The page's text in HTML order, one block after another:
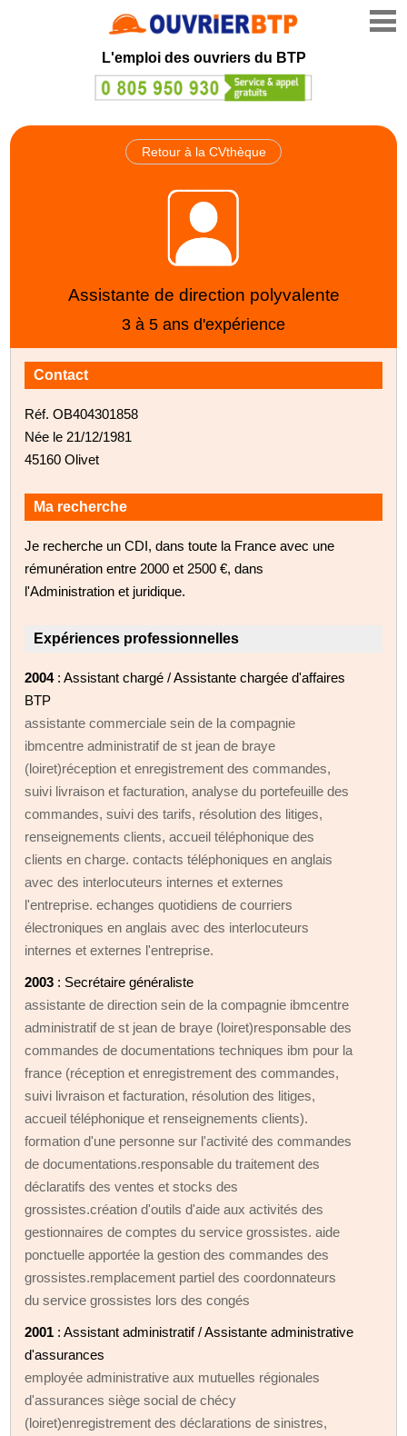
L'emploi des ouvriers du BTP
Retour à la CVthèque
Assistante de direction polyvalente
3 à 5 ans d'expérience
Contact
Réf. OB404301858
Née le 21/12/1981
45160 Olivet
Ma recherche
Je recherche un CDI, dans toute la France avec une
rémunération entre 2000 et 2500 €, dans
l'Administration et juridique.
Expériences professionnelles
2004: Assistant chargé / Assistante chargée d'affaires
BTP
assistante commerciale sein de la compagnie
ibmcentre administratif de st jean de braye
(loiret)réception et enregistrement des commandes,
suivi livraison et facturation, analyse du portefeuille des
commandes, suivi des tarifs, résolution des litiges,
renseignements clients, accueil téléphonique des
clients en charge. contacts téléphoniques en anglais
avec des interlocuteurs internes et externes
l'entreprise. echanges quotidiens de courriers
électroniques en anglais avec des interlocuteurs
internes et externes l'entreprise.
2003 : Secrétaire généraliste
assistante de direction sein de la compagnie ibmcentre
administratif de st jean de braye (loiret)responsable des
commandes de documentations techniques ibm pour la
france (réception et enregistrement des commandes,
suivi livraison et facturation, résolution des litiges,
accueil téléphonique et renseignements clients).
formation d'une personne sur l'activité des commandes
de documentations.responsable du traitement des
déclaratifs des ventes et stocks des
grossistes.création d'outils d'aide aux activités des
gestionnaires de comptes du service grossistes. aide
ponctuelle apportée la gestion des commandes des
grossistes.remplacement partiel des coordonnateurs
du service grossistes lors des congés
2001 : Assistant administratif / Assistante administrative
d'assurances
employée administrative aux mutuelles régionales
d'assurances siège social de chécy
(loiret)enregistrement des déclarations de sinistres,